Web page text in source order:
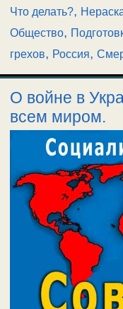
Что делать?,
Общество,
грехов, Россия,
О войне в
всем миром.